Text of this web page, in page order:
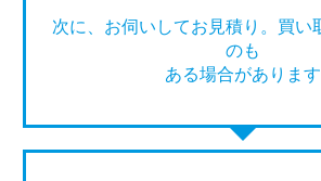
次に、お伺いしてお見積り。買い
のも
ある場合があります